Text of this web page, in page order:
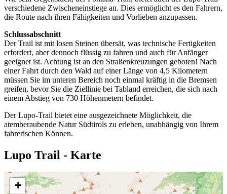
verschiedene Zwischeneinstiege an. Dies ermöglicht es den Fahrern,
die Route nach ihren Fähigkeiten und Vorlieben anzupassen.
Schlussabschnitt
Der Trail ist mit losen Steinen übersät, was technische Fertigkeiten
erfordert, aber dennoch flüssig zu fahren und auch für Anfänger
geeignet ist. Achtung ist an den Straßenkreuzungen geboten! Nach
einer Fahrt durch den Wald auf einer Länge von 4,5 Kilometern
müssen Sie im unteren Bereich noch einmal kräftig in die Bremsen
greifen, bevor Sie die Ziellinie bei Tabland erreichen, die sich nach
einem Abstieg von 730 Höhenmetern befindet.
Der Lupo-Trail bietet eine ausgezeichnete Möglichkeit, die
atemberaubende Natur Südtirols zu erleben, unabhängig von Ihrem
fahrerischen Können.
Lupo Trail - Karte
+